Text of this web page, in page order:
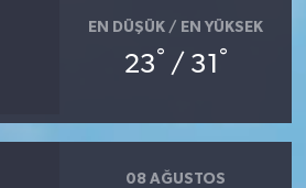
EN DÜŞÜK / EN YÜKSEK
23° / 31 °
08 AĞUSTOS